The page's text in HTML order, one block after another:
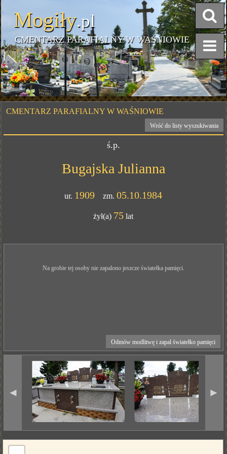
Mogiły.pl
CMENTARZ PARAFIALNY W WAŚNIOWIE
CMENTARZ PARAFIALNY W WAŚNIOWIE
Wróć do listy wyszukiwania
ś.p.
Bugajska Julianna
ur. 1909 zm.05.10.1984
żył(a) 75 lat
Na grobie tej osoby nie zapalono jeszcze światełka pamięci.
Odmów modlitwę i zapal światełko pamięci
◄ ►